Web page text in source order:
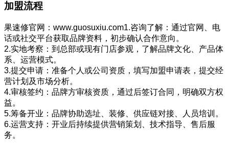
加盟流程
果速修官网：www.guosuxiu.com1.咨询了解：通过官网、电
话或社交平台获取品牌资料，初步确认合作意向。
2.实地考察：到总部或现有门店参观，了解品牌文化、产品体
系、运营模式。
3.提交申请：准备个人或公司资质，填写加盟申请表，提交经
营计划及市场分析。
4.审核签约：品牌方审核资质，通过后签订合同，明确双方权
益。
5.筹备开业：品牌协助选址、装修、供应链对接、人员培训。
6.运营支持：开业后持续提供营销策划、技术指导、售后服
务。